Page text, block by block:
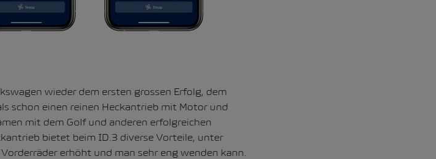
wieder dem ersten grossen Erfolg, dem
schon einen reinen Heckantrieb mit Motor und
mit dem Golf und anderen erfolgreichen
bietet beim ID.3 diverse Vorteile, unter
erhöht und man sehr eng wenden kann.